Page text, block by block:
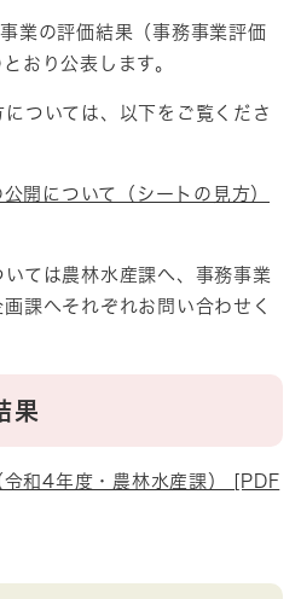
業の評価結果（事務事業評価
おり公表します。
ついては、以下をご覧くださ
開について（シートの見方）
ては農林水産課へ、事務事業
課へそれぞれお問い合わせく
果
和4年度・農林水産課） [PDF